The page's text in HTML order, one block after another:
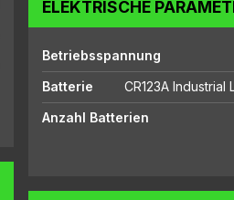
ELEKTRISCHE
Betriebsspannung
Batterie
CR123A Industrial
Anzahl Batterien